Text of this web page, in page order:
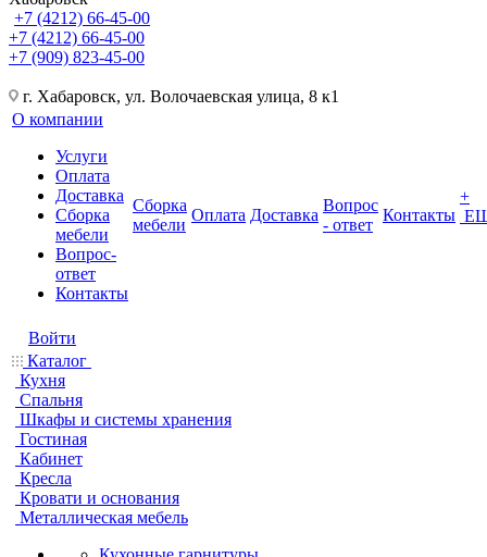
+7 (4212) 66-45-00
+7 (4212) 66-45-00
+7 (909) 823-45-00
г. Хабаровск, ул. Волочаевская улица, 8 к1
О компании
Услуги
Оплата
Доставка
Сборка
мебели
Вопрос-
ответ
Контакты
Сборка
мебели
Оплата Доставка
Вопрос
- ответ
Контакты
+
Войти
Каталог
Кухня
Спальня
Шкафы и системы хранения
Гостиная
Кабинет
Кресла
Кровати и основания
Металлическая мебель